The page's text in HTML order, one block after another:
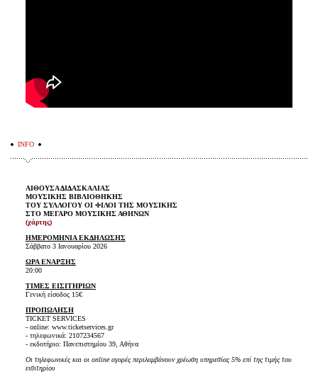
INFO
ΑΙΘΟΥΣΑ ΔΙΔΑΣΚΑΛΙΑΣ
ΜΟΥΣΙΚΗΣ ΒΙΒΛΙΟΘΗΚΗΣ
ΤΟΥ ΣΥΛΛΟΓΟΥ ΟΙ ΦΙΛΟΙ ΤΗΣ ΜΟΥΣΙΚΗΣ
ΣΤΟ ΜΕΓΑΡΟ ΜΟΥΣΙΚΗΣ ΑΘΗΝΩΝ
(χάρτης)
ΗΜΕΡΟΜΗΝΙΑ ΕΚΔΗΛΩΣΗΣ
Σάββατο 3 Ιανουαρίου 2026
ΩΡΑ ΕΝΑΡΞΗΣ
20:00
ΤΙΜΕΣ ΕΙΣΙΤΗΡΙΩΝ
Γενική είσοδος 15€
ΠΡΟΠΩΛΗΣΗ
TICKET SERVICES
- online: www.ticketservices.gr
- τηλεφωνικά: 2107234567
- εκδοτήριο: Πανεπιστημίου 39, Αθήνα
Οι τηλεφωνικές και οι online αγορές περιλαμβάνουν χρέωση υπηρεσίας 5% επί της τιμής του
εισιτηρίου